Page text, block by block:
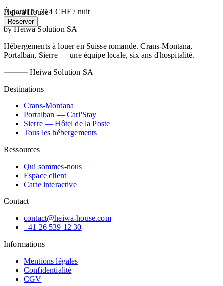
À partir de 314 CHF / nuit
Réserver
Heiwa House
by Heiwa Solution SA
Hébergements à louer en Suisse romande. Crans-Montana,
Portalban, Sierre — une équipe locale, six ans d'hospitalité.
Heiwa Solution SA
Destinations
Crans-Montana
Portalban — Cari'Stay
Sierre — Hôtel de la Poste
Tous les hébergements
Ressources
Qui sommes-nous
Espace client
Carte interactive
Contact
contact@heiwa-house.com
+41 26 539 12 30
Informations
Mentions légales
Confidentialité
CGV